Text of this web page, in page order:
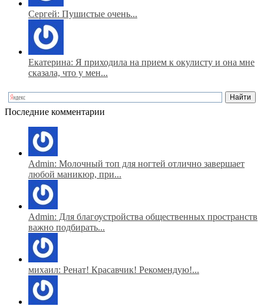
Сергей: Пушистые очень...
Екатерина: Я приходила на прием к окулисту и она мне
сказала, что у мен...
Последние комментарии
Admin: Молочный топ для ногтей отлично завершает
любой маникюр, при...
Admin: Для благоустройства общественных пространств
важно подбирать...
михаил: Ренат! Красавчик! Рекомендую!...